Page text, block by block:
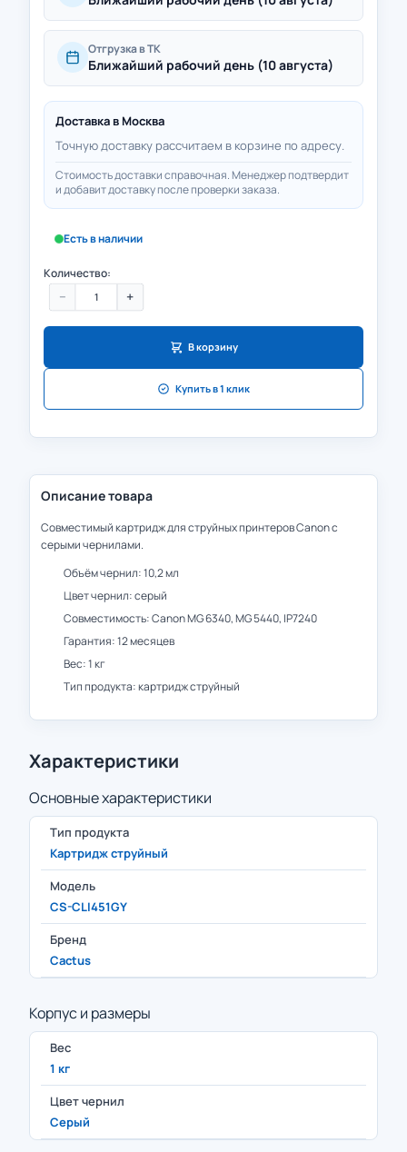
Отгрузка в ТК
Ближайший рабочий день (10 августа)
Доставка в Москва
Точную доставку рассчитаем в корзине по адресу.
Стоимость доставки справочная. Менеджер подтвердит
и добавит доставку после проверки заказа.
Есть в наличии
Количество:
− +
В корзину
Купить в 1 клик
Описание товара
Совместимый картридж для струйных принтеров Canon с
серыми чернилами.
Объём чернил: 10,2 мл
Цвет чернил: серый
Совместимость: Canon MG 6340, MG 5440, IP7240
Гарантия: 12 месяцев
Вес: 1 кг
Тип продукта: картридж струйный
Характеристики
Основные характеристики
Тип продукта
Картридж струйный
Модель
CS-CLI451GY
Бренд
Cactus
Корпус и размеры
Вес
1 кг
Цвет чернил
Серый